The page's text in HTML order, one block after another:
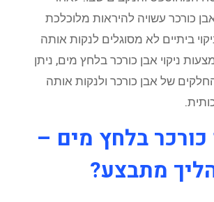
כורכר עשויה להיראות מלוכלכת
ביתיים לא מסוגלים לנקות אותה
ניקוי אבן כורכר בלחץ מים, ניתן
של אבן כורכר ולנקות אותה
כורכר בלחץ מים –
מתבצע?